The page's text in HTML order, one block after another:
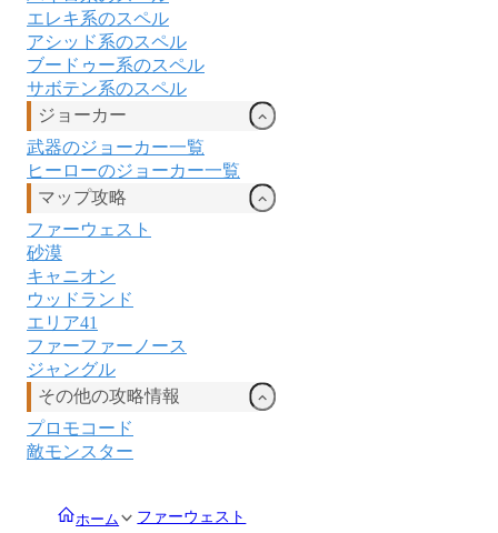
エレキ系のスペル
アシッド系のスペル
ブードゥー系のスペル
サボテン系のスペル
ジョーカー
武器のジョーカー一覧
ヒーローのジョーカー一覧
マップ攻略
ファーウェスト
砂漠
キャニオン
ウッドランド
エリア41
ファーファーノース
ジャングル
その他の攻略情報
プロモコード
敵モンスター
ホーム ファーウェスト